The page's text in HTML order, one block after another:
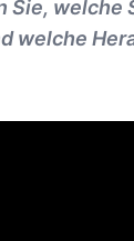
Sie, welche
welche